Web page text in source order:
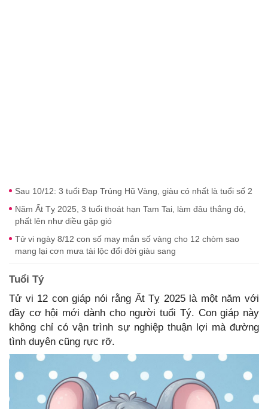
Sau 10/12: 3 tuổi Đạp Trúng Hũ Vàng, giàu có nhất là tuổi số 2
Năm Ất Tỵ 2025, 3 tuổi thoát hạn Tam Tai, làm đâu thắng đó,
phất lên như diều gặp gió
Tử vi ngày 8/12 con số may mắn số vàng cho 12 chòm sao
mang lại cơn mưa tài lộc đổi đời giàu sang
Tuổi Tý
Tử vi 12 con giáp nói rằng Ất Tỵ 2025 là một năm với
đầy cơ hội mới dành cho người tuổi Tý. Con giáp này
không chỉ có vận trình sự nghiệp thuận lợi mà đường
tình duyên cũng rực rỡ.